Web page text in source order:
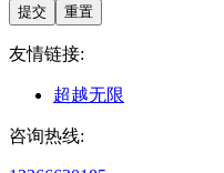
提交 重置
友情链接:
超越无限
咨询热线: